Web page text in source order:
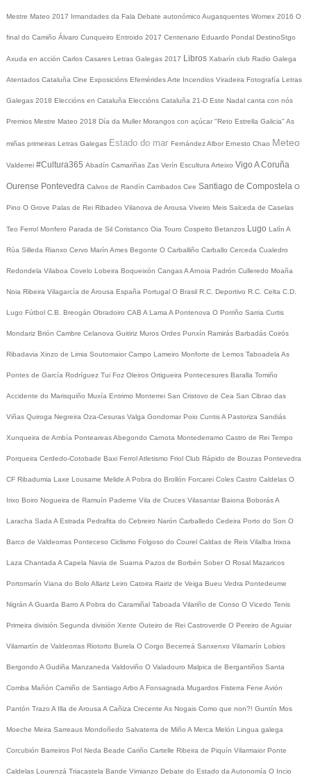
Mestre Mateo 2017 Irmandades da Fala Debate autonómico Augasquentes Womex 2016 O
final do Camiño Álvaro Cunqueiro Entroido 2017 Centenario Eduardo Pondal DestinoStgo
Axuda en acción Carlos Casares Letras Galegas 2017 Libros Xabarín club Radio Galega
Atentados Cataluña Cine Exposicións EfeméridesArte Incendios Viradeira Fotografía Letras
Galegas 2018 Eleccións en Cataluña Eleccións Cataluña 21-D Este Nadal canta con nós
Premios Mestre Mateo 2018 Día da Muller Morangos con açúcar "Reto Estrella Galicia" As
miñas primeiras Letras Galegas Estado do mar Fernández Albor Ernesto Chao Meteo
Valderrei #Cultura365 Abadín Camariñas Zas Verín Escultura Arteixo Vigo A Coruña
Ourense Pontevedra Calvos de Randín Cambados Cee Santiago de Compostela O
Pino O Grove Palas de Rei Ribadeo Vilanova de Arousa Viveiro Meis Salceda de Caselas
Teo Ferrol Monfero Parada de Sil Coristanco Oia Touro Cospeito Betanzos Lugo Lalín A
Rúa Silleda Rianxo Cervo Marín Ames Begonte O Carballiño Carballo Cerceda Cualedro
Redondela Vilaboa Covelo Lobeira Boqueixón CangasA Arnoia Padrón Culleredo Moaña
Noia Ribeira Vilagarcía de Arousa España Portugal O Brasil R.C. Deportivo R.C. Celta C.D.
Lugo Fútbol C.B. Breogán Obradoiro CAB A Lama A Pontenova O Porriño Sarria Curtis
Mondariz Brión Cambre Celanova Guitiriz Muros Ordes Punxín Ramirás Barbadás Coirós
Ribadavia Xinzo de Limia Soutomaior Campo Lameiro Monforte de Lemos Taboadela As
Pontes de García Rodríguez Tui Foz Oleiros Ortigueira Pontecesures Baralla Tomiño
Accidente do Marisquiño Muxía Entrimo Monterrei San Cristovo de Cea San Cibrao das
Viñas Quiroga Negreira Oza-Cesuras Valga Gondomar Poio CuntisA Pastoriza Sandiás
Xunqueira de Ambía PonteareasAbegondo Carnota Montederramo Castro de Rei Tempo
Porqueira Cerdedo-Cotobade Baxi FerrolAtletismo Friol Club Rápido de Bouzas Pontevedra
CF Ribadumia Laxe Lousame Melide A Pobra do Brollón Forcarei Coles Castro Caldelas O
Irixo Boiro Nogueira de Ramuín Paderne Vila de Cruces Vilasantar Baiona BoborásA
Laracha Sada A Estrada Pedrafita do Cebreiro Narón Carballedo Cedeira Porto do Son O
Barco de Valdeorras Ponteceso Ciclismo Folgoso do Courel Caldas de Reis Vilalba Irixoa
Laza Chantada A Capela Navia de Suarna Pazos de Borbén Sober O Rosal Mazaricos
Portomarín Viana do Bolo Allariz Leiro Catoira Rairiz de Veiga Bueu Vedra Pontedeume
Nigrán A Guarda Barro A Pobra do Caramiñal Taboada Vilariño de Conso O Vicedo Tenis
Primeira división Segunda división Xente Outeiro de Rei Castroverde O Pereiro de Aguiar
Vilamartín de Valdeorras Riotorto Burela O Corgo Becerreá Sanxenxo Vilamarín Lobios
Bergondo A Gudiña Manzaneda Valdoviño O Valadouro Malpica de Bergantiños Santa
Comba Mañón Camiño de Santiago Arbo A Fonsagrada Mugardos Fisterra Fene Avión
Pantón Trazo A Illa de Arousa A Cañiza Crecente As Nogais Como que non?! Guntín Mos
Moeche Meira Sarreaus Mondoñedo Salvaterra de Miño A Merca Melón Lingua galega
Corcubión Barreiros Pol Neda Beade Cariño Cartelle Ribeira de Piquín Vilarmaior Ponte
Caldelas Lourenzá Triacastela Bande Vimianzo Debate do Estado da Autonomía O Incio